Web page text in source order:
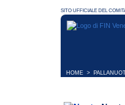
HOME >